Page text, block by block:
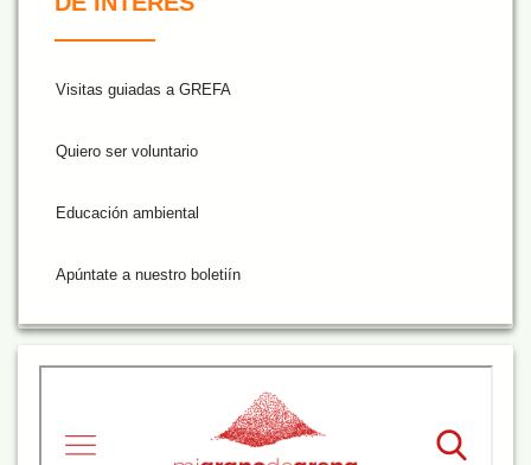
Visitas guiadas a GREFA
Quiero ser voluntario
Educación ambiental
Apúntate a nuestro boletiín